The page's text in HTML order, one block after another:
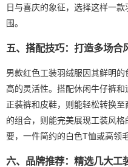
日与喜庆的象征，选择这样一
围。
五、搭配技巧：打造多场合
男款红色工装羽绒服因其鲜明
高的灵活性。搭配休闲牛仔裤
正装裤和皮鞋，则能轻松转换
的组合，则能完美展现工装风
要，一件简约的白色T恤或高领
六、品牌推荐：精选几大工